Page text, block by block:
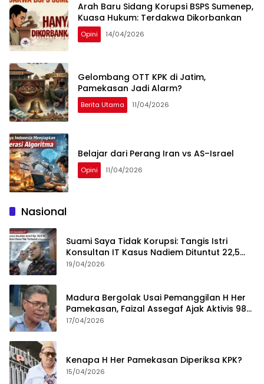
Arah Baru Sidang Korupsi BSPS Sumenep,
Kuasa Hukum: Terdakwa Dikorbankan
Opini 14/04/2026
Gelombang OTT KPK di Jatim,
Pamekasan Jadi Alarm?
Berita Utama 11/04/2026
Belajar dari Perang Iran vs AS–Israel
Opini 11/04/2026
Nasional
Suami Saya Tidak Korupsi: Tangis Istri
Konsultan IT Kasus Nadiem Dituntut 22,5
Tahun
19/04/2026
Madura Bergolak Usai Pemanggilan H Her
Pamekasan, Faizal Assegaf Ajak Aktivis 98
Bongkar Permainan KPK
17/04/2026
Kenapa H Her Pamekasan Diperiksa KPK?
15/04/2026